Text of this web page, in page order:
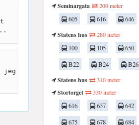
jeg
Seminargata
200 meter
605 616 646
Statens hus
280 meter
100 105 650
B22
B24
B26
Statens hus
310 meter
Stortorget 330 meter
616 637 642
675
678 684